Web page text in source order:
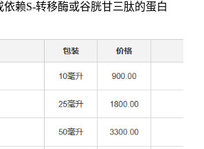
依赖S-转移酶或谷胱甘三肽的蛋白